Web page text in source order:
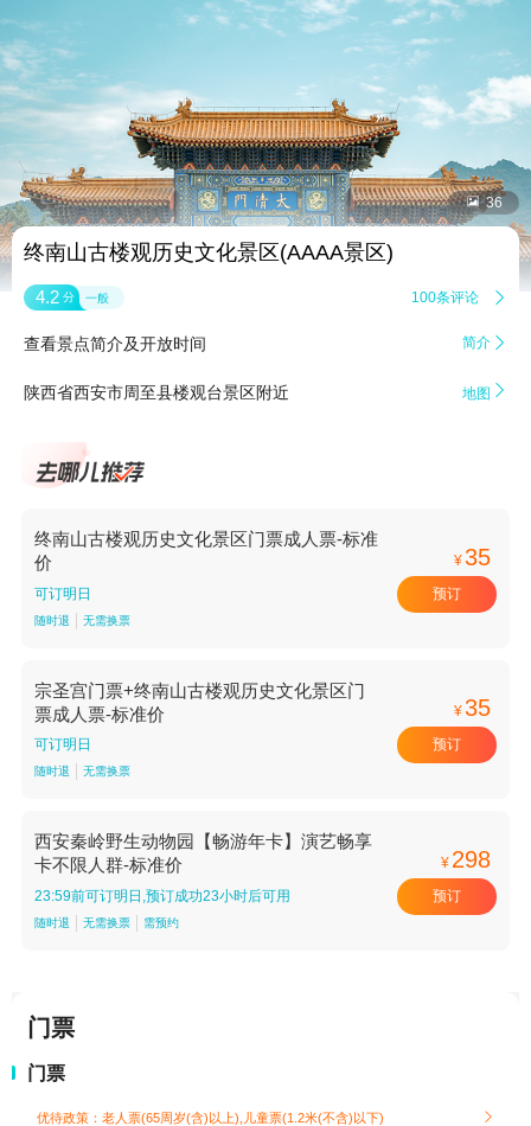
 36
终南山古楼观历史文化景区(AAAA景区)
4.2 分 一般 100条评论 
查看景点简介及开放时间 简介 
陕西省西安市周至县楼观台景区附近 地图 
终南山古楼观历史文化景区门票成人票-标准
价
可订明日
随时退 无需换票
¥35
预订
宗圣宫门票+终南山古楼观历史文化景区门
票成人票-标准价
可订明日
随时退 无需换票
¥35
预订
西安秦岭野生动物园【畅游年卡】演艺畅享
卡不限人群-标准价
23:59前可订明日,预订成功23小时后可用
随时退 无需换票 需预约
¥ 298
预订
门票
门票
优待政策：老人票(65周岁(含)以上),儿童票(1.2米(不含)以下) 
